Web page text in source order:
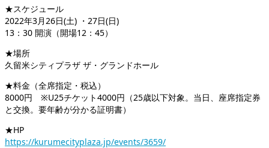
★スケジュール
2022年3月26日(土) ・27日(日)
13：30 開演（開場12：45）
★場所
久留米シティプラザ ザ・グランドホール
★料金（全席指定・税込）
8000円 ※U25チケット4000円（25歳以下対象。当日、座席指定券
と交換。要年齢が分かる証明書）
★HP
https://kurumecityplaza.jp/events/3659/